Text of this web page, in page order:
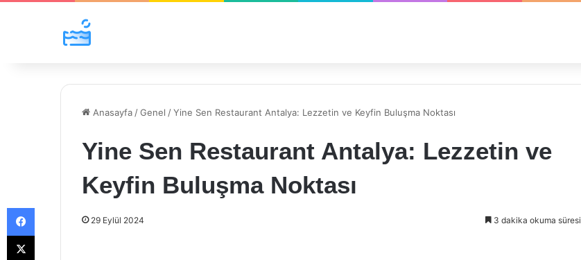
Anasayfa /Genel /Yine Sen Restaurant Antalya: Lezzetin ve Keyfin Buluşma Noktası
Yine Sen Restaurant Antalya: Lezzetin ve
Keyfin Buluşma Noktası
29 Eylül 2024 3 dakika okuma süresi
Facebook
X